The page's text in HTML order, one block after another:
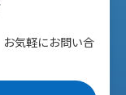
気軽にお問い合